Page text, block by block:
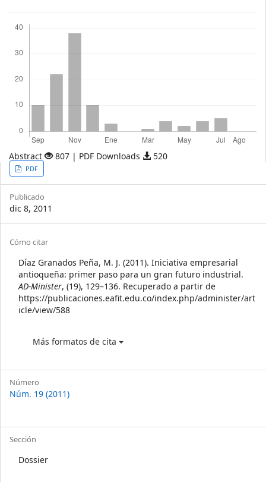
Abstract 807 | PDF Downloads 520
Article
Sidebar
PDF
Publicado
dic 8, 2011
Article
Details
Cómo citar
Díaz Granados Peña, M. J. (2011). Iniciativa empresarial
antioqueña: primer paso para un gran futuro industrial.
AD-Minister, (19), 129–136. Recuperado a partir de
https://publicaciones.eafit.edu.co/index.php/administer/art
icle/view/588
Más formatos de cita
Número
Núm. 19 (2011)
Sección
Dossier